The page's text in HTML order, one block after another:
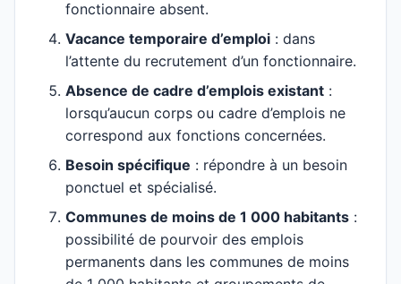
fonctionnaire absent.
Vacance temporaire d’emploi : dans
l’attente du recrutement d’un fonctionnaire.
Absence de cadre d’emplois existant :
lorsqu’aucun corps ou cadre d’emplois ne
correspond aux fonctions concernées.
Besoin spécifique : répondre à un besoin
ponctuel et spécialisé.
Communes de moins de 1 000 habitants :
possibilité de pourvoir des emplois
permanents dans les communes de moins